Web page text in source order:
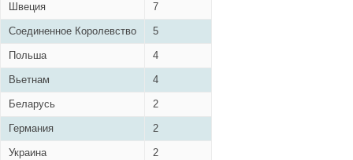
Швеция 7
Соединенное Королевство 5
Польша 4
Вьетнам 4
Беларусь 2
Германия 2
Украина 2